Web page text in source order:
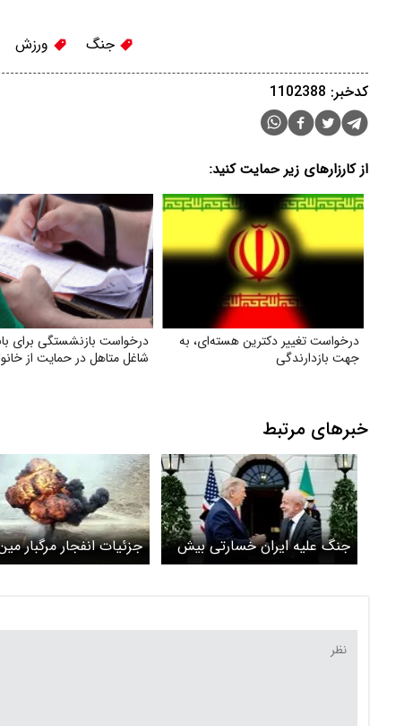
جنگ ورزش
کدخبر: 1102388
از کارزارهای زیر حمایت کنید:
درخواست تغییر دکترین هسته‌ای، به
جهت بازدارندگی
درخواست بازنشستگی برای
شاغل متاهل در حمایت از
خبرهای مرتبط
جنگ علیه ایران خسارتی بیش
از آنچه ترامپ تصور می‌کند، به
جزئیات انفجار مرگبار
به‌جامانده از جنگ در